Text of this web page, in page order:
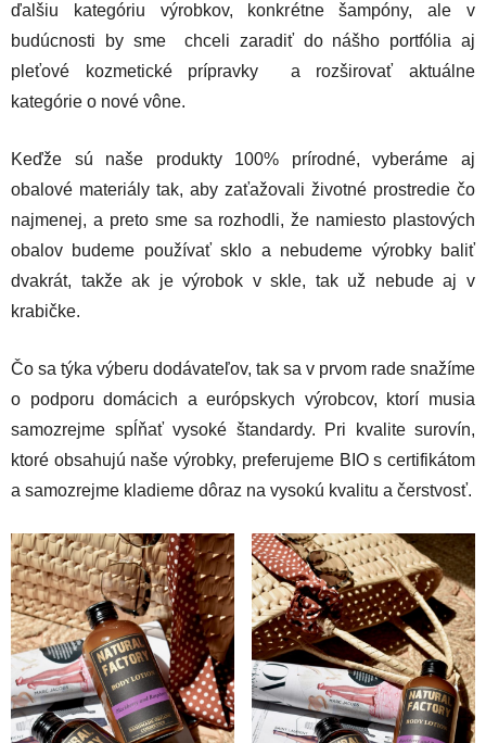
ďalšiu kategóriu výrobkov, konkrétne šampóny, ale v
budúcnosti by sme chceli zaradiť do nášho portfólia aj
pleťové kozmetické prípravky a rozširovať aktuálne
kategórie o nové vône.
Keďže sú naše produkty 100% prírodné, vyberáme aj
obalové materiály tak, aby zaťažovali životné prostredie čo
najmenej, a preto sme sa rozhodli, že namiesto plastových
obalov budeme používať sklo a nebudeme výrobky baliť
dvakrát, takže ak je výrobok v skle, tak už nebude aj v
krabičke.
Čo sa týka výberu dodávateľov, tak sa v prvom rade snažíme
o podporu domácich a európskych výrobcov, ktorí musia
samozrejme spĺňať vysoké štandardy. Pri kvalite surovín,
ktoré obsahujú naše výrobky, preferujeme BIO s certifikátom
a samozrejme kladieme dôraz na vysokú kvalitu a čerstvosť.